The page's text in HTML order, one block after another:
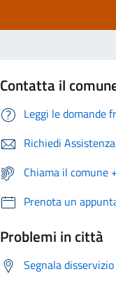
Contatta il
Leggi le domande
Richiedi Assistenza
Chiama il comune
Prenota un
Problemi in città
Segnala disservizio